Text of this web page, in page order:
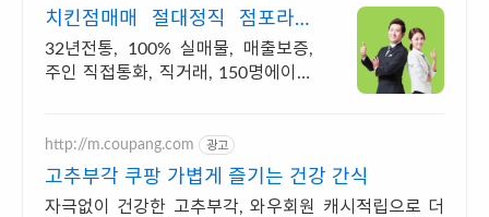
치킨점매매 절대정직 점포라인
빠른 직거래 & 안전중개거래
32년전통, 100% 실매물, 매출보증,
주인 직접통화, 직거래, 150명에이전
http://m.coupang.com 광고
고추부각 쿠팡 가볍게 즐기는 건강 간식
자극없이 건강한 고추부각, 와우회원 캐시적립으로 더